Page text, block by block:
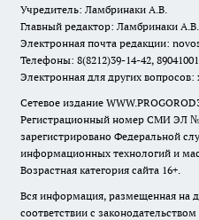
Учредитель: Ламбринаки А.В.
Главный редактор: Ламбринаки А.В.
Электронная почта редакции:
Телефоны: 8(8212)39-14-42,
Электронная для других
Сетевое издание
Регистрационный номер СМИ ЭЛ
зарегистрировано Федеральной
информационных технологий и
Возрастная категория сайта 16+.
Вся информация, размещенная на
соответствии с